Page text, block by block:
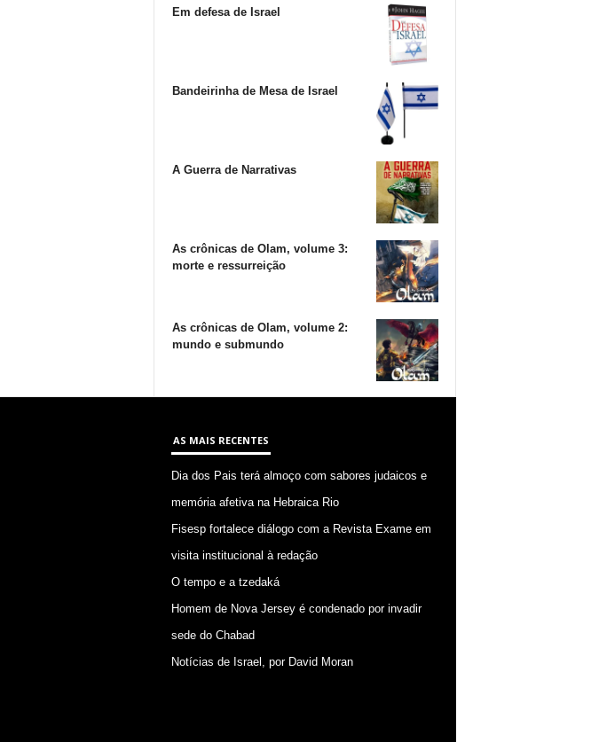
Em defesa de Israel
Bandeirinha de Mesa de Israel
A Guerra de Narrativas
As crônicas de Olam, volume 3:
morte e ressurreição
As crônicas de Olam, volume 2:
mundo e submundo
AS MAIS RECENTES
Dia dos Pais terá almoço com sabores judaicos e
memória afetiva na Hebraica Rio
Fisesp fortalece diálogo com a Revista Exame em
visita institucional à redação
O tempo e a tzedaká
Homem de Nova Jersey é condenado por invadir
sede do Chabad
Notícias de Israel, por David Moran